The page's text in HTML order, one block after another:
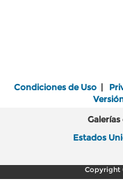
Condiciones de Uso |
Estados
Copyright